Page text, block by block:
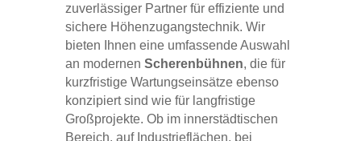
zuverlässiger Partner für effiziente und
sichere Höhenzugangstechnik. Wir
bieten Ihnen eine umfassende Auswahl
an modernen Scherenbühnen, die für
kurzfristige Wartungseinsätze ebenso
konzipiert sind wie für langfristige
Großprojekte. Ob im innerstädtischen
Bereich, auf Industrieflächen, bei